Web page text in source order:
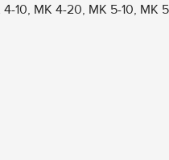
10, МК 4-20, МК 5-10, МК